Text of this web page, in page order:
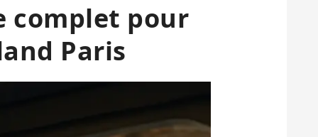
complet pour
Paris